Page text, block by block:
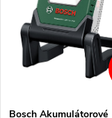
n
p
Bosch Akumulátorové